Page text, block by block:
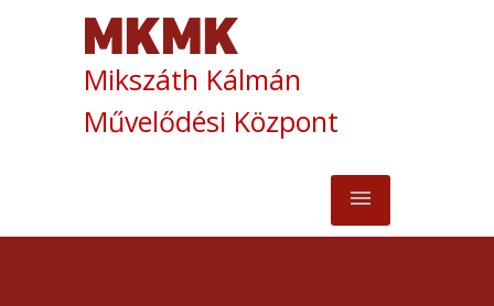
Mikszáth Kálmán
Művelődési Központ